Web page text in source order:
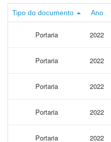
Tipo do documento Ano
Portaria 2022
Portaria 2022
Portaria 2022
Portaria 2022
Portaria 2022